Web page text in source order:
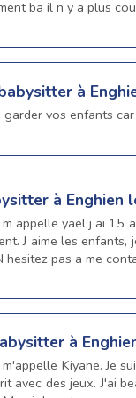
ba il n y a plus
à
garder vos enfants
à Enghien
m appelle yael j ai 15
J aime les
hesitez pas a me
à
m'appelle Kiyane. Je
avec des jeux. J'ai